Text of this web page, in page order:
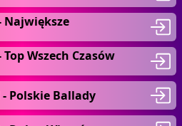
Największe
Wszech Czasów
Polskie Ballady